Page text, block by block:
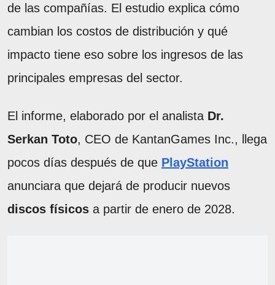
de las compañías. El estudio explica cómo
cambian los costos de distribución y qué
impacto tiene eso sobre los ingresos de las
principales empresas del sector.
El informe, elaborado por el analista Dr.
Serkan Toto, CEO de KantanGames Inc., llega
pocos días después de que PlayStation
anunciara que dejará de producir nuevos
discos físicos a partir de enero de 2028.